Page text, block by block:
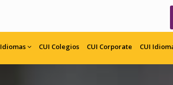
Idiomas CUI Colegios CUI Corporate CUI